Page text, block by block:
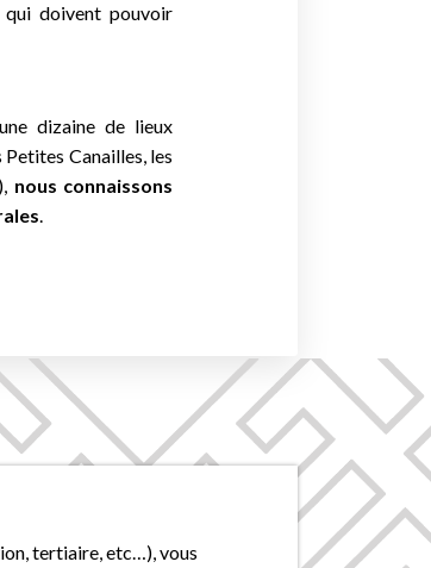
qui doivent pouvoir
dizaine de lieux
Canailles, les
nous connaissons
.
tertiaire, etc…), vous